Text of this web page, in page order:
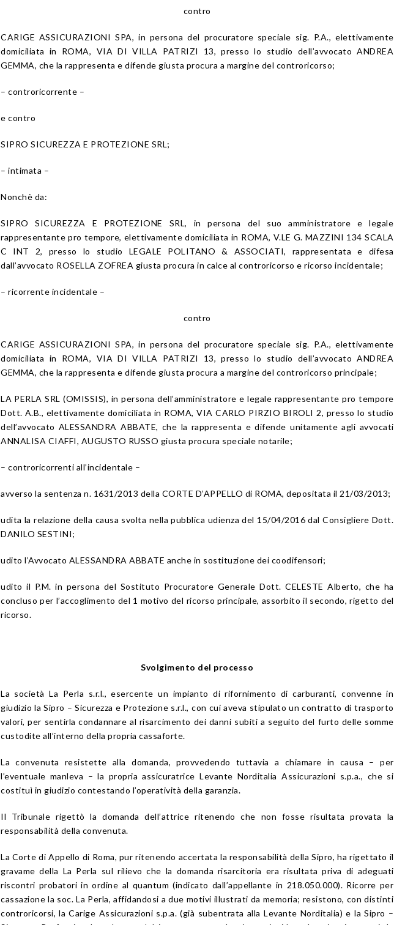
contro
CARIGE ASSICURAZIONI SPA, in persona del procuratore speciale sig. P.A., elettivamente
domiciliata in ROMA, VIA DI VILLA PATRIZI 13, presso lo studio dell’avvocato ANDREA
GEMMA, che la rappresenta e difende giusta procura a margine del controricorso;
– controricorrente –
e contro
SIPRO SICUREZZA E PROTEZIONE SRL;
– intimata –
Nonchè da:
SIPRO SICUREZZA E PROTEZIONE SRL, in persona del suo amministratore e legale
rappresentante pro tempore, elettivamente domiciliata in ROMA, V.LE G. MAZZINI 134 SCALA
C INT 2, presso lo studio LEGALE POLITANO & ASSOCIATI, rappresentata e difesa
dall’avvocato ROSELLA ZOFREA giusta procura in calce al controricorso e ricorso incidentale;
– ricorrente incidentale –
contro
CARIGE ASSICURAZIONI SPA, in persona del procuratore speciale sig. P.A., elettivamente
domiciliata in ROMA, VIA DI VILLA PATRIZI 13, presso lo studio dell’avvocato ANDREA
GEMMA, che la rappresenta e difende giusta procura a margine del controricorso principale;
LA PERLA SRL (OMISSIS), in persona dell’amministratore e legale rappresentante pro tempore
Dott. A.B., elettivamente domiciliata in ROMA, VIA CARLO PIRZIO BIROLI 2, presso lo studio
dell’avvocato ALESSANDRA ABBATE, che la rappresenta e difende unitamente agli avvocati
ANNALISA CIAFFI, AUGUSTO RUSSO giusta procura speciale notarile;
– controricorrenti all’incidentale –
avverso la sentenza n. 1631/2013 della CORTE D’APPELLO di ROMA, depositata il 21/03/2013;
udita la relazione della causa svolta nella pubblica udienza del 15/04/2016 dal Consigliere Dott.
DANILO SESTINI;
udito l’Avvocato ALESSANDRA ABBATE anche in sostituzione dei coodifensori;
udito il P.M. in persona del Sostituto Procuratore Generale Dott. CELESTE Alberto, che ha
concluso per l’accoglimento del 1 motivo del ricorso principale, assorbito il secondo, rigetto del
ricorso.
Svolgimento del processo
La società La Perla s.r.l., esercente un impianto di rifornimento di carburanti, convenne in
giudizio la Sipro – Sicurezza e Protezione s.r.l., con cui aveva stipulato un contratto di trasporto
valori, per sentirla condannare al risarcimento dei danni subiti a seguito del furto delle somme
custodite all’interno della propria cassaforte.
La convenuta resistette alla domanda, provvedendo tuttavia a chiamare in causa – per
l’eventuale manleva – la propria assicuratrice Levante Norditalia Assicurazioni s.p.a., che si
costituì in giudizio contestando l’operatività della garanzia.
Il Tribunale rigettò la domanda dell’attrice ritenendo che non fosse risultata provata la
responsabilità della convenuta.
La Corte di Appello di Roma, pur ritenendo accertata la responsabilità della Sipro, ha rigettato il
gravame della La Perla sul rilievo che la domanda risarcitoria era risultata priva di adeguati
riscontri probatori in ordine al quantum (indicato dall’appellante in 218.050.000). Ricorre per
cassazione la soc. La Perla, affidandosi a due motivi illustrati da memoria; resistono, con distinti
controricorsi, la Carige Assicurazioni s.p.a. (già subentrata alla Levante Norditalia) e la Sipro –